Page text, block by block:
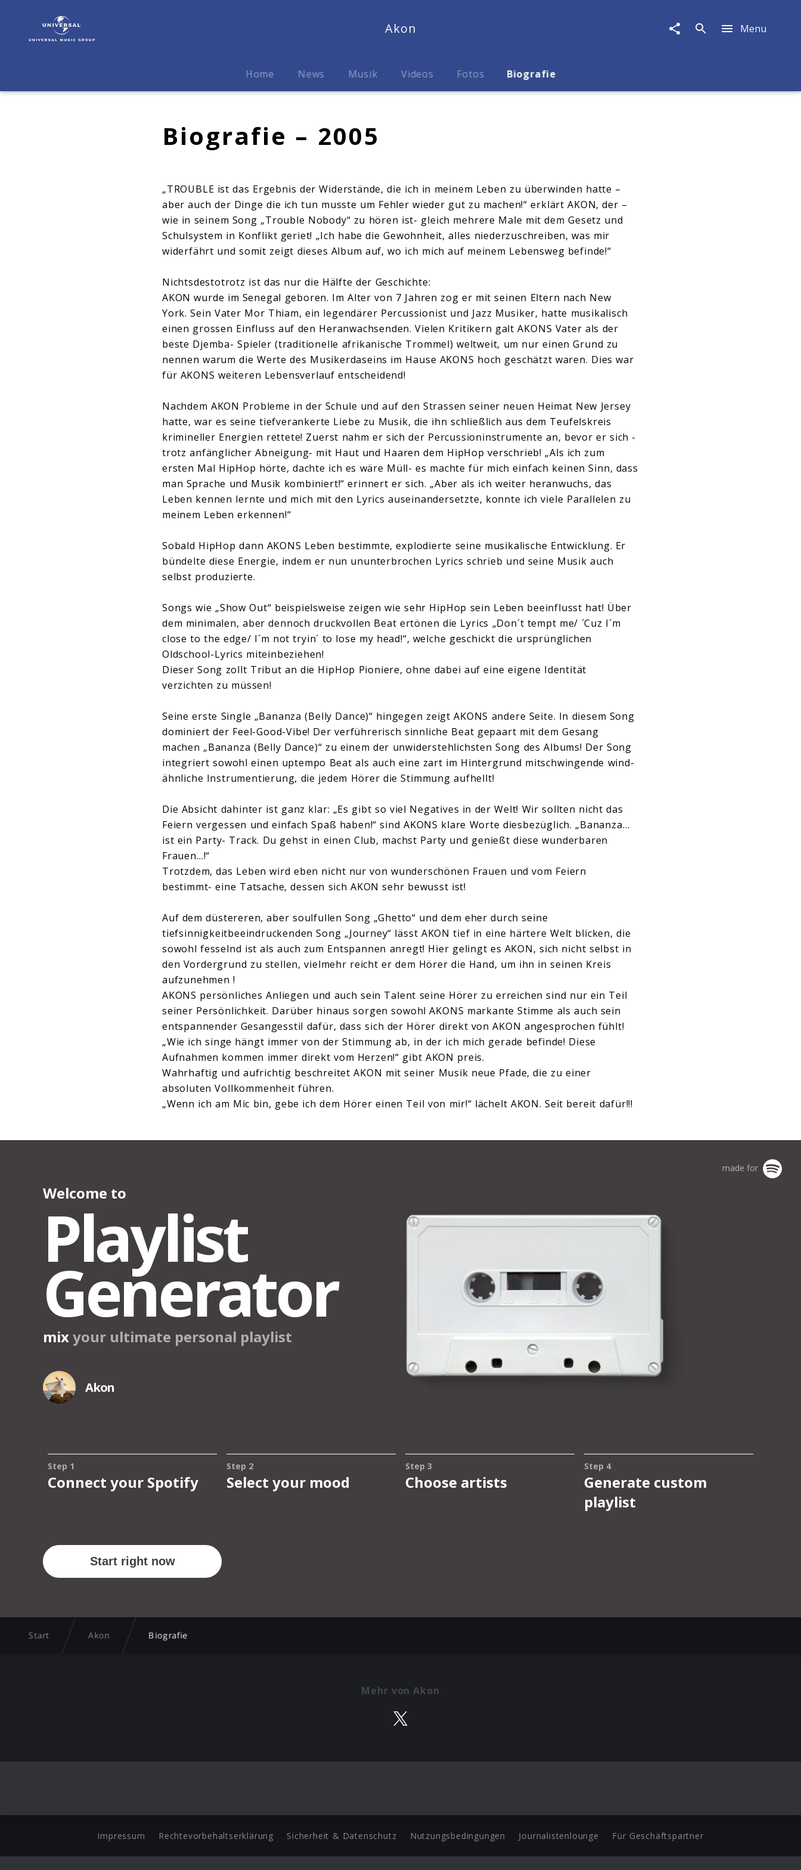
Biografie
Akon Menu
Home News Musik Videos Fotos Biografie
Biografie – 2005
„TROUBLE ist das Ergebnis der Widerstände, die ich in meinem Leben zu überwinden hatte –
aber auch der Dinge die ich tun musste um Fehler wieder gut zu machen!“ erklärt AKON, der –
wie in seinem Song „Trouble Nobody“ zu hören ist- gleich mehrere Male mit dem Gesetz und
Schulsystem in Konflikt geriet! „Ich habe die Gewohnheit, alles niederzuschreiben, was mir
widerfährt und somit zeigt dieses Album auf, wo ich mich auf meinem Lebensweg befinde!“
Nichtsdestotrotz ist das nur die Hälfte der Geschichte:
AKON wurde im Senegal geboren. Im Alter von 7 Jahren zog er mit seinen Eltern nach New
York. Sein Vater Mor Thiam, ein legendärer Percussionist und Jazz Musiker, hatte musikalisch
einen grossen Einfluss auf den Heranwachsenden. Vielen Kritikern galt AKONS Vater als der
beste Djemba- Spieler (traditionelle afrikanische Trommel) weltweit, um nur einen Grund zu
nennen warum die Werte des Musikerdaseins im Hause AKONS hoch geschätzt waren. Dies war
für AKONS weiteren Lebensverlauf entscheidend!
Nachdem AKON Probleme in der Schule und auf den Strassen seiner neuen Heimat New Jersey
hatte, war es seine tiefverankerte Liebe zu Musik, die ihn schließlich aus dem Teufelskreis
krimineller Energien rettete! Zuerst nahm er sich der Percussioninstrumente an, bevor er sich -
trotz anfänglicher Abneigung- mit Haut und Haaren dem HipHop verschrieb! „Als ich zum
ersten Mal HipHop hörte, dachte ich es wäre Müll- es machte für mich einfach keinen Sinn, dass
man Sprache und Musik kombiniert!“ erinnert er sich. „Aber als ich weiter heranwuchs, das
Leben kennen lernte und mich mit den Lyrics auseinandersetzte, konnte ich viele Parallelen zu
meinem Leben erkennen!“
Sobald HipHop dann AKONS Leben bestimmte, explodierte seine musikalische Entwicklung. Er
bündelte diese Energie, indem er nun ununterbrochen Lyrics schrieb und seine Musik auch
selbst produzierte.
Songs wie „Show Out“ beispielsweise zeigen wie sehr HipHop sein Leben beeinflusst hat! Über
dem minimalen, aber dennoch druckvollen Beat ertönen die Lyrics „Don´t tempt me/ ´Cuz I´m
close to the edge/ I´m not tryin´ to lose my head!“, welche geschickt die ursprünglichen
Oldschool-Lyrics miteinbeziehen!
Dieser Song zollt Tribut an die HipHop Pioniere, ohne dabei auf eine eigene Identität
verzichten zu müssen!
Seine erste Single „Bananza (Belly Dance)“ hingegen zeigt AKONS andere Seite. In diesem Song
dominiert der Feel-Good-Vibe! Der verführerisch sinnliche Beat gepaart mit dem Gesang
machen „Bananza (Belly Dance)“ zu einem der unwiderstehlichsten Song des Albums! Der Song
integriert sowohl einen uptempo Beat als auch eine zart im Hintergrund mitschwingende wind-
ähnliche Instrumentierung, die jedem Hörer die Stimmung aufhellt!
Die Absicht dahinter ist ganz klar: „Es gibt so viel Negatives in der Welt! Wir sollten nicht das
Feiern vergessen und einfach Spaß haben!“ sind AKONS klare Worte diesbezüglich. „Bananza…
ist ein Party- Track. Du gehst in einen Club, machst Party und genießt diese wunderbaren
Frauen…!“
Trotzdem, das Leben wird eben nicht nur von wunderschönen Frauen und vom Feiern
bestimmt- eine Tatsache, dessen sich AKON sehr bewusst ist!
Auf dem düstereren, aber soulfullen Song „Ghetto“ und dem eher durch seine
tiefsinnigkeitbeeindruckenden Song „Journey“ lässt AKON tief in eine härtere Welt blicken, die
sowohl fesselnd ist als auch zum Entspannen anregt! Hier gelingt es AKON, sich nicht selbst in
den Vordergrund zu stellen, vielmehr reicht er dem Hörer die Hand, um ihn in seinen Kreis
aufzunehmen !
AKONS persönliches Anliegen und auch sein Talent seine Hörer zu erreichen sind nur ein Teil
seiner Persönlichkeit. Darüber hinaus sorgen sowohl AKONS markante Stimme als auch sein
entspannender Gesangesstil dafür, dass sich der Hörer direkt von AKON angesprochen fühlt!
„Wie ich singe hängt immer von der Stimmung ab, in der ich mich gerade befinde! Diese
Aufnahmen kommen immer direkt vom Herzen!“ gibt AKON preis.
Wahrhaftig und aufrichtig beschreitet AKON mit seiner Musik neue Pfade, die zu einer
absoluten Vollkommenheit führen.
„Wenn ich am Mic bin, gebe ich dem Hörer einen Teil von mir!“ lächelt AKON. Seit bereit dafür!!!
Start Akon Biografie
Mehr von Akon
Impressum Rechtevorbehaltserklärung Sicherheit & Datenschutz Nutzungsbedingungen Journalistenlounge Für Geschäftspartner